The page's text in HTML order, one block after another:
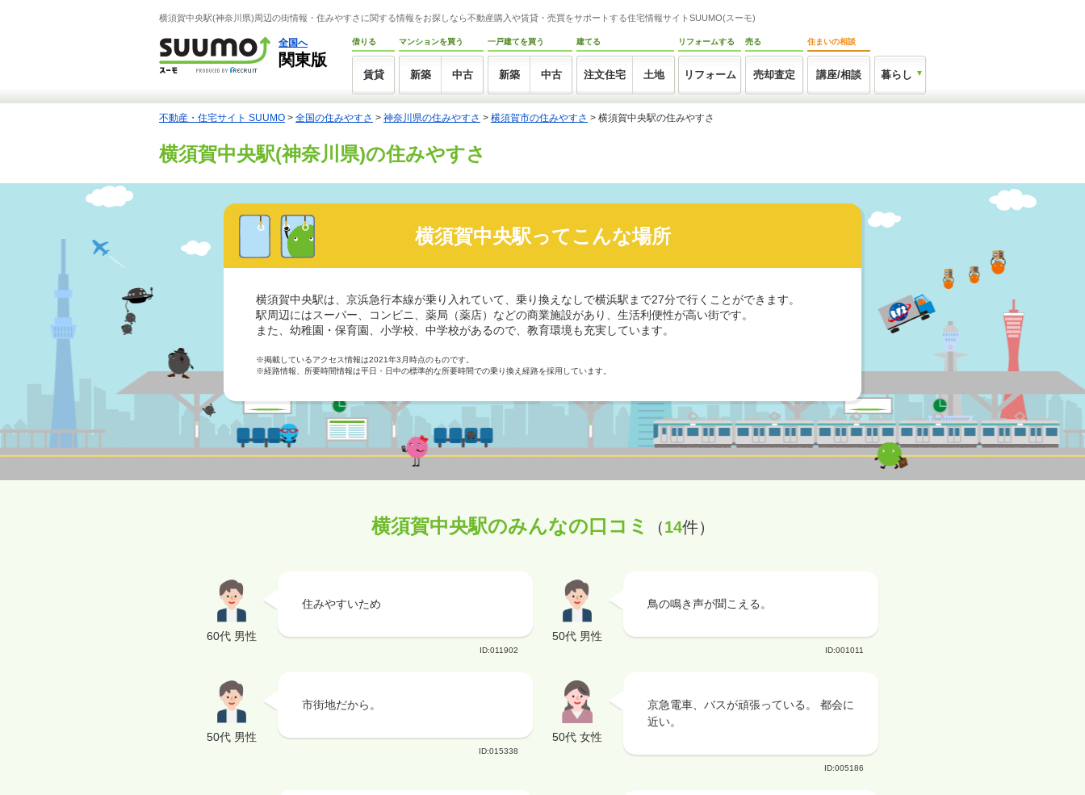
横須賀中央駅(神奈川県)周辺の街情報・住みやすさに関する情報をお探しなら不動産購入や賃貸・売買をサポートする住宅情報サイトSUUMO(スーモ)
全国へ
関東版
借りる
賃貸
マンションを買う
新築 中古
一戸建てを買う
新築 中古
建てる
注文住宅 土地
リフォームする
リフォーム
売る
売却査定
住まいの相談
講座/相談 暮らし
不動産・住宅サイト SUUMO > 全国の住みやすさ > 神奈川県の住みやすさ > 横須賀市の住みやすさ > 横須賀中央駅の住みやすさ
横須賀中央駅(神奈川県)の住みやすさ
横須賀中央駅ってこんな場所
横須賀中央駅は、京浜急行本線が乗り入れていて、乗り換えなしで横浜駅まで27分で行くことができます。
駅周辺にはスーパー、コンビニ、薬局（薬店）などの商業施設があり、生活利便性が高い街です。
また、幼稚園・保育園、小学校、中学校があるので、教育環境も充実しています。
※掲載しているアクセス情報は2021年3月時点のものです。
※経路情報、所要時間情報は平日・日中の標準的な所要時間での乗り換え経路を採用しています。
横須賀中央駅のみんなの口コミ （14件）
60代 男性
住みやすいため
ID:011902
50代 男性
鳥の鳴き声が聞こえる。
ID:001011
50代 男性
市街地だから。
ID:015338
50代 女性
京急電車、バスが頑張っている。 都会に
近い。
ID:005186